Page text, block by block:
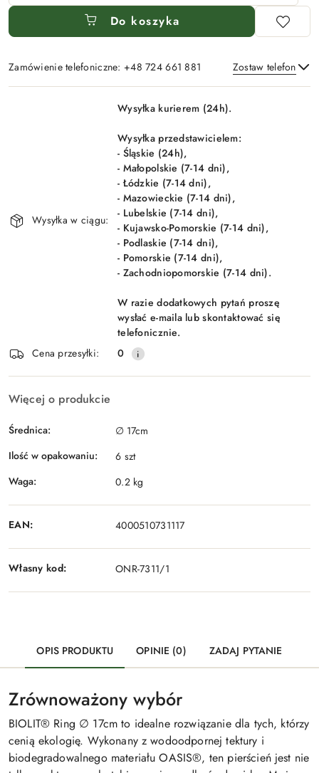
Do koszyka
Zamówienie telefoniczne: +48 724 661 881 Zostaw telefon
Wyślij
Dostępność
Wysyłka w ciągu:
Wysyłka kurierem (24h).
Wysyłka przedstawicielem:
- Śląskie (24h),
- Małopolskie (7-14 dni),
- Łódzkie (7-14 dni),
- Mazowieckie (7-14 dni),
- Lubelskie (7-14 dni),
- Kujawsko-Pomorskie (7-14 dni),
- Podlaskie (7-14 dni),
- Pomorskie (7-14 dni),
- Zachodniopomorskie (7-14 dni).
W razie dodatkowych pytań proszę
wysłać e-maila lub skontaktować się
telefonicznie.
Cena przesyłki:
0
Więcej o produkcie
Średnica:
∅ 17cm
Ilość w opakowaniu:
6 szt
Waga:
0.2 kg
EAN: 4000510731117
Własny kod: ONR-7311/1
OPIS PRODUKTU OPINIE (0) ZADAJ PYTANIE
Zrównoważony wybór
BIOLIT® Ring ∅ 17cm to idealne rozwiązanie dla tych, którzy
cenią ekologię. Wykonany z wodoodpornej tektury i
biodegradowalnego materiału OASIS®, ten pierścień jest nie